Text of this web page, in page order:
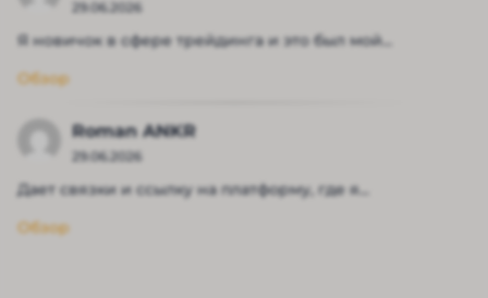
29.06.2026
Я новичок в сфере трейдинга и это был мой...
Обзор
Roman ANKR
29.06.2026
Дает связки и ссылку на платформу, где я...
Обзор